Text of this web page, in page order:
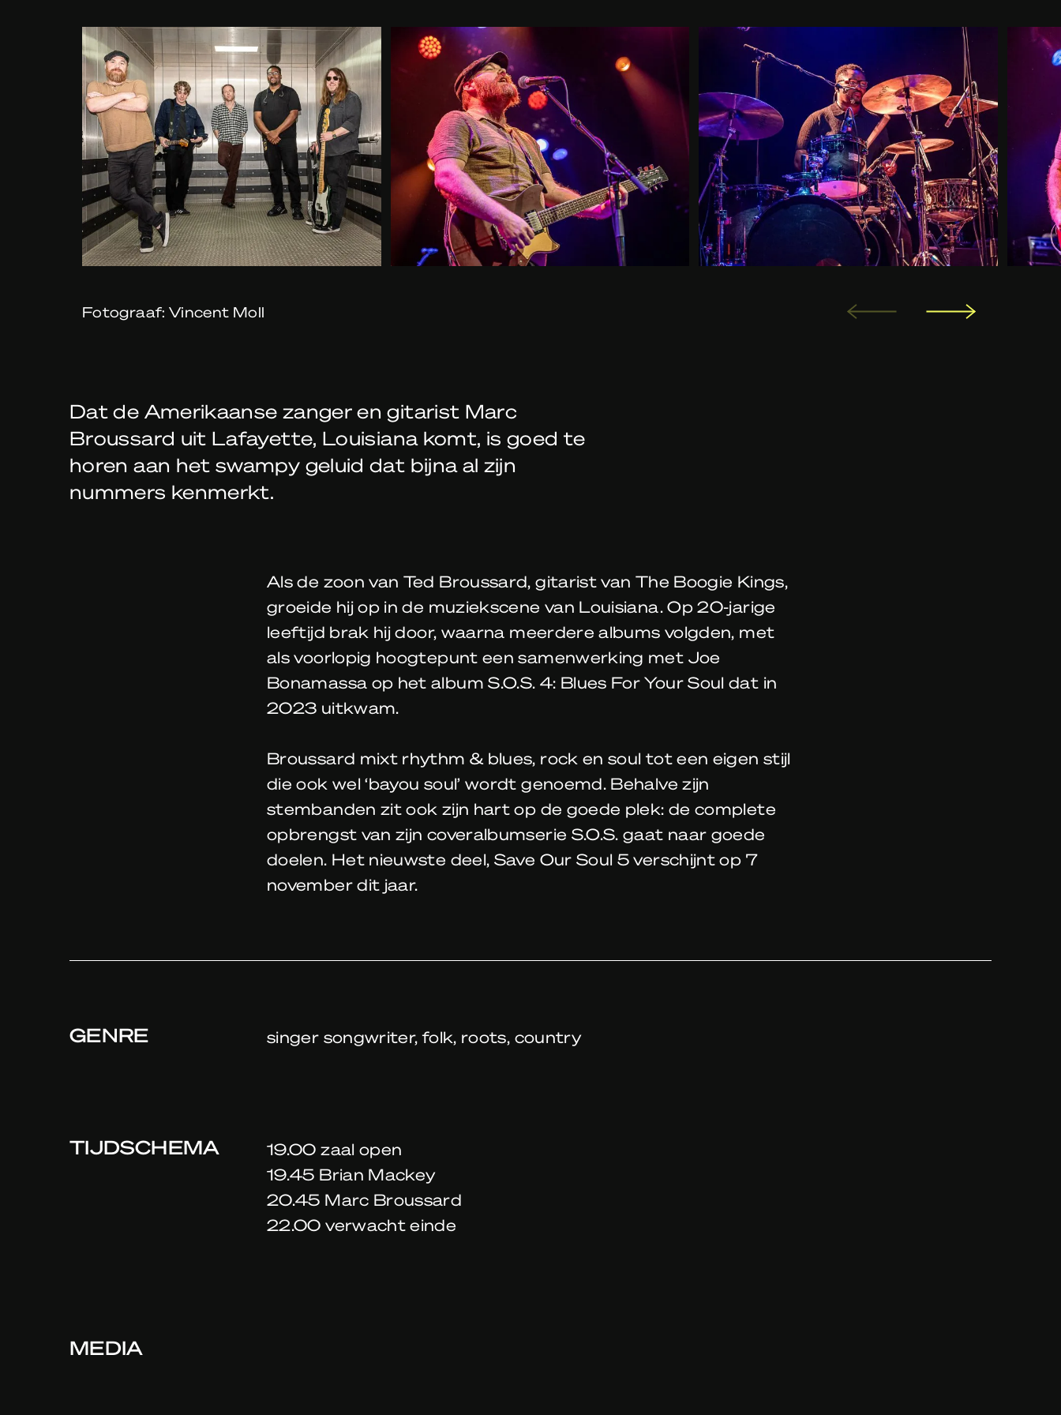
Fotograaf: Vincent Moll
Dat de Amerikaanse zanger en gitarist Marc
Broussard uit Lafayette, Louisiana komt, is goed te
horen aan het swampy geluid dat bijna al zijn
nummers kenmerkt.
Als de zoon van Ted Broussard, gitarist van The Boogie Kings,
groeide hij op in de muziekscene van Louisiana. Op 20-jarige
leeftijd brak hij door, waarna meerdere albums volgden, met
als voorlopig hoogtepunt een samenwerking met Joe
Bonamassa op het album S.O.S. 4: Blues For Your Soul dat in
2023 uitkwam.
Broussard mixt rhythm & blues, rock en soul tot een eigen stijl
die ook wel ‘bayou soul’ wordt genoemd. Behalve zijn
stembanden zit ook zijn hart op de goede plek: de complete
opbrengst van zijn coveralbumserie S.O.S. gaat naar goede
doelen. Het nieuwste deel, Save Our Soul 5 verschijnt op 7
november dit jaar.
GENRE singer songwriter, folk, roots, country
TIJDSCHEMA
19.00 zaal open
19.45 Brian Mackey
20.45 Marc Broussard
22.00 verwacht einde
MEDIA